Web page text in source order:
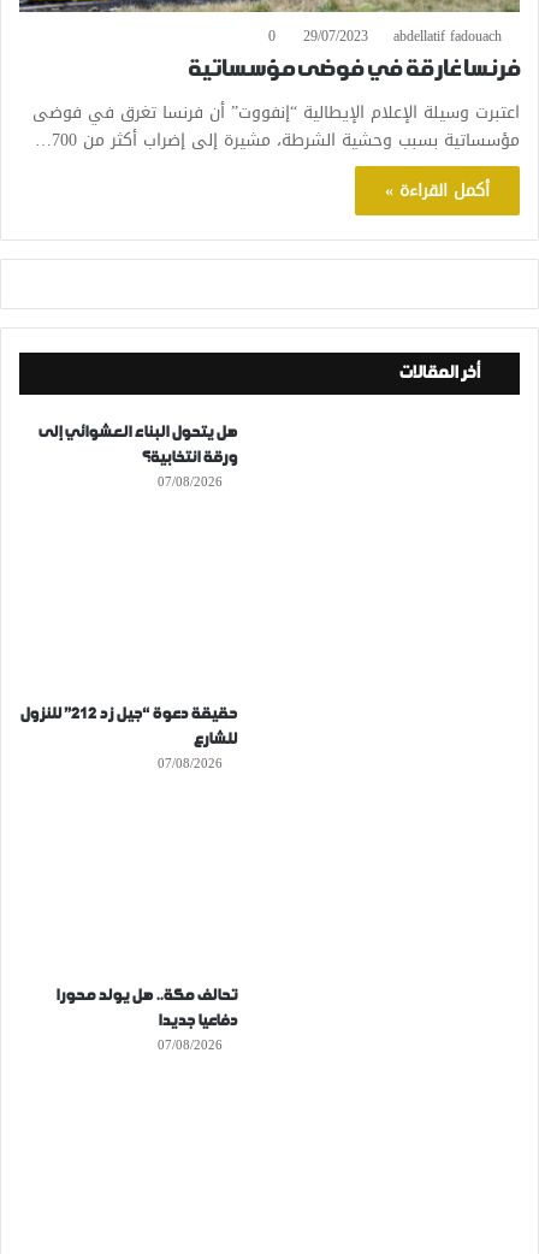
abdellatif fadouach
29/07/2023
0
فرنسا غارقة في فوضى مؤسساتية
اعتبرت وسيلة الإعلام الإيطالية “إنفووت” أن فرنسا تغرق في فوضى
مؤسساتية بسبب وحشية الشرطة، مشيرة إلى إضراب أكثر من 700…
أكمل القراءة »
أخر المقالات
هل يتحول البناء العشوائي إلى
ورقة انتخابية؟
07/08/2026
حقيقة دعوة “جيل زد 212” للنزول
للشارع
07/08/2026
تحالف مكة.. هل يولد محورا
دفاعيا جديدا
07/08/2026